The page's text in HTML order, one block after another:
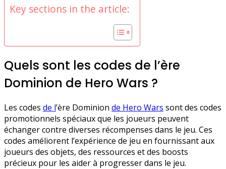
Key sections in the article:
Quels sont les codes de l’ère
Dominion de Hero Wars ?
Les codes de l’ère Dominion de Hero Wars sont des codes
promotionnels spéciaux que les joueurs peuvent
échanger contre diverses récompenses dans le jeu. Ces
codes améliorent l’expérience de jeu en fournissant aux
joueurs des objets, des ressources et des boosts
précieux pour les aider à progresser dans le jeu.